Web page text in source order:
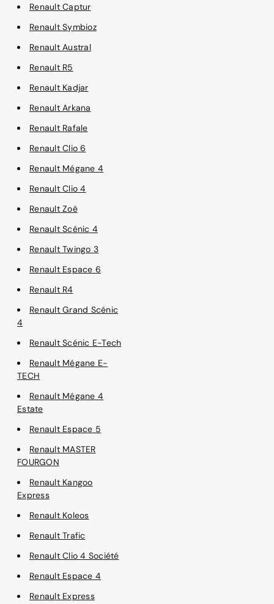
Renault Captur
Renault Symbioz
Renault Austral
Renault R5
Renault Kadjar
Renault Arkana
Renault Rafale
Renault Clio 6
Renault Mégane 4
Renault Clio 4
Renault Zoé
Renault Scénic 4
Renault Twingo 3
Renault Espace 6
Renault R4
Renault Grand Scénic
4
Renault Scénic E-Tech
Renault Mégane E-
TECH
Renault Mégane 4
Estate
Renault Espace 5
Renault MASTER
FOURGON
Renault Kangoo
Express
Renault Koleos
Renault Trafic
Renault Clio 4 Société
Renault Espace 4
Renault Express